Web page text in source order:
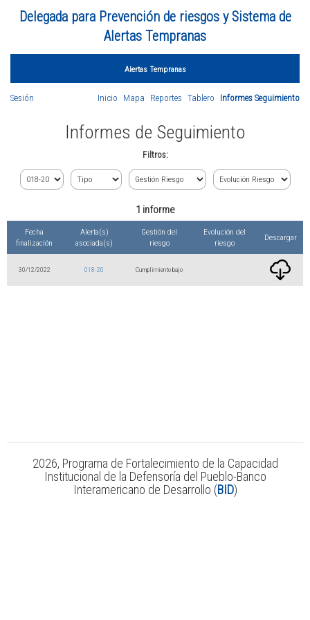
Delegada para Prevención de riesgos y Sistema de
Alertas Tempranas
Alertas Tempranas
Inicio Mapa Reportes Tablero Informes Seguimiento
Sesión
Informes de Seguimiento
Filtros:
1 informe
Fecha
finalización
Alerta(s)
asociada(s)
Gestión del
riesgo
Evolución del
riesgo
Descargar
30/12/2022 018-20 Cumplimiento bajo
2026, Programa de Fortalecimiento de la Capacidad
Institucional de la Defensoría del Pueblo-Banco
Interamericano de Desarrollo (BID)